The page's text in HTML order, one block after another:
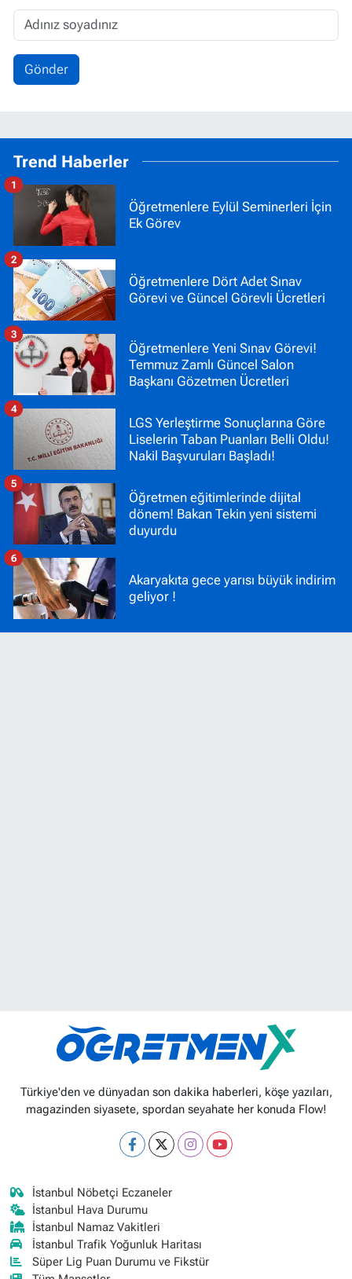
Gönder
Trend Haberler
Öğretmenlere Eylül Seminerleri İçin
Ek Görev
1
Öğretmenlere Dört Adet Sınav
Görevi ve Güncel Görevli Ücretleri
2
Öğretmenlere Yeni Sınav Görevi!
Temmuz Zamlı Güncel Salon
Başkanı Gözetmen Ücretleri
3
LGS Yerleştirme Sonuçlarına Göre
Liselerin Taban Puanları Belli Oldu!
Nakil Başvuruları Başladı!
4
Öğretmen eğitimlerinde dijital
dönem! Bakan Tekin yeni sistemi
duyurdu
5
Akaryakıta gece yarısı büyük indirim
geliyor !
6
Türkiye'den ve dünyadan son dakika haberleri, köşe yazıları,
magazinden siyasete, spordan seyahate her konuda Flow!
İstanbul Nöbetçi Eczaneler
İstanbul Hava Durumu
İstanbul Namaz Vakitleri
İstanbul Trafik Yoğunluk Haritası
Süper Lig Puan Durumu ve Fikstür